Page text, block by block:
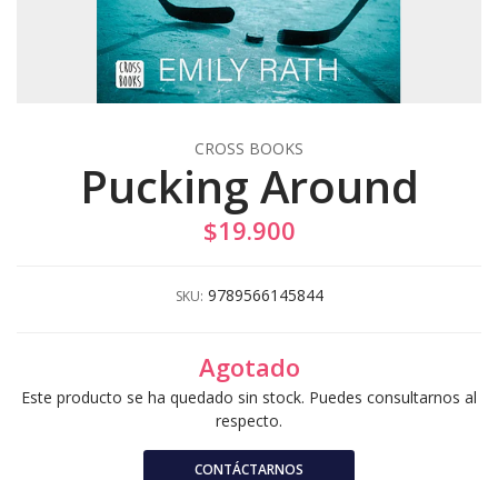
CROSS BOOKS
Pucking Around
$19.900
SKU: 9789566145844
Agotado
Este producto se ha quedado sin stock. Puedes consultarnos al
respecto.
CONTÁCTARNOS